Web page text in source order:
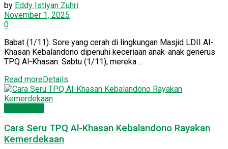
by Eddy Istiyan Zuhri
November 1, 2025
0
Babat (1/11). Sore yang cerah di lingkungan Masjid LDII Al-
Khasan Kebalandono dipenuhi keceriaan anak-anak generus
TPQ Al-Khasan. Sabtu (1/11), mereka ...
Read moreDetails
Cara Seru TPQ Al-Khasan Kebalandono Rayakan
Kemerdekaan